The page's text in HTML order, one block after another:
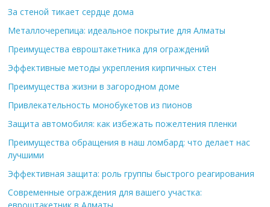
За стеной тикает сердце дома
Металлочерепица: идеальное покрытие для Алматы
Преимущества евроштакетника для ограждений
Эффективные методы укрепления кирпичных стен
Преимущества жизни в загородном доме
Привлекательность монобукетов из пионов
Защита автомобиля: как избежать пожелтения пленки
Преимущества обращения в наш ломбард: что делает нас
лучшими
Эффективная защита: роль группы быстрого реагирования
Современные ограждения для вашего участка: